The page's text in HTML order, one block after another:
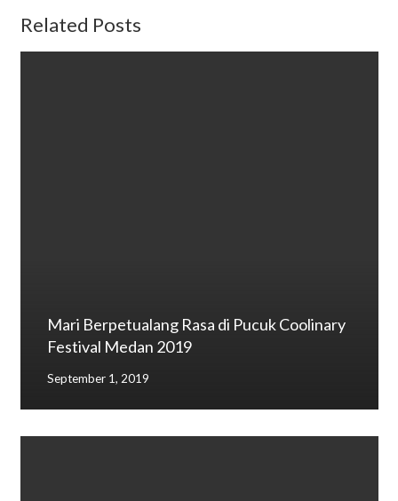
Related Posts
Mari Berpetualang Rasa di Pucuk Coolinary
Festival Medan 2019
September 1, 2019